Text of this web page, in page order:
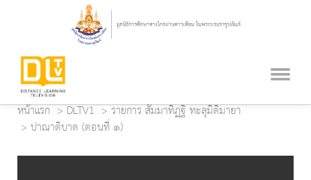
หน้าแรก DLTV1
รายการ สัมมาทิฏฐิ ทะลุมิติมายา
ปาณาติบาต (ตอนที่ ๑)